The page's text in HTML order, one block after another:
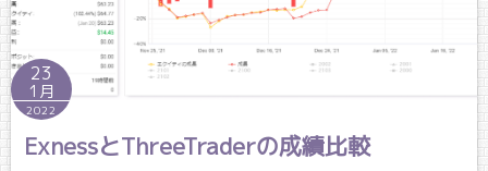
23
1月
2022
ExnessとThreeTraderの成績比較